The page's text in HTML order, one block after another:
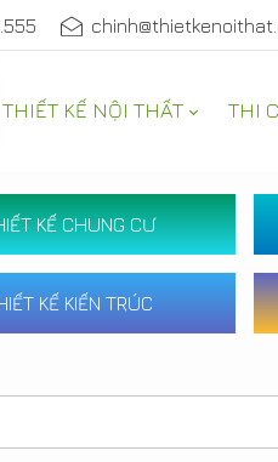
THIẾT KẾ NỘI THẤT THI
KẾ CHUNG CƯ
KẾ KIẾN TRÚC